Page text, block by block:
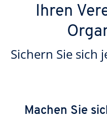
Ihren
Sichern Sie sich
Machen Sie